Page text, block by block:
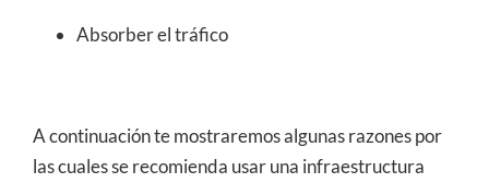
Absorber el tráfico
A continuación te mostraremos algunas razones por
las cuales se recomienda usar una infraestructura